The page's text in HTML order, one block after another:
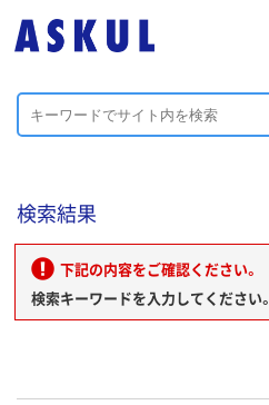
検索結果
下記の内容をご確認ください。
検索キーワードを入力してください。